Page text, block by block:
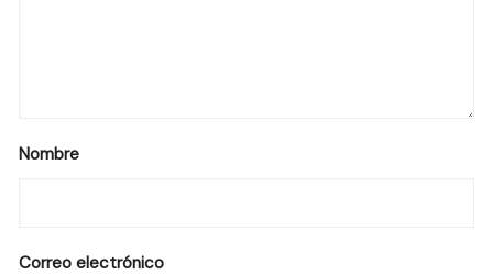
Nombre
Correo electrónico